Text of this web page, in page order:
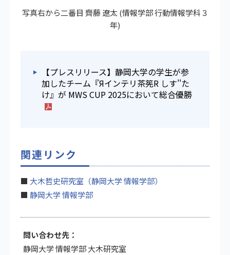
写真右から二番目 齊藤 遼太 (情報学部 行動情報学科３
年)
【プレスリリース】静岡大学の学生が参
加したチーム『Яインテリ茶筅R しす''た
け』が MWS CUP 2025において総合優勝
関連リンク
■ 大木哲史研究室（静岡大学 情報学部）
■ 静岡大学 情報学部
問い合わせ先：
静岡大学 情報学部 大木研究室